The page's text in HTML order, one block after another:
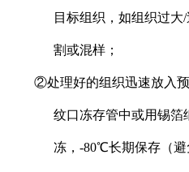
目标组织，如组织过
割或混样；
②处理好的组织迅速放入
纹口冻存管中或用锡箔
冻，-80℃长期保存（